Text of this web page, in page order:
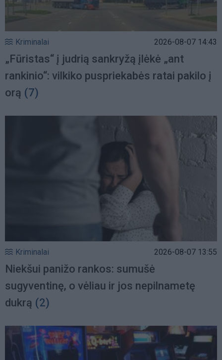
Kriminalai 2026-08-07 14:43
„Fūristas“ į judrią sankryžą įlėkė „ant
rankinio“: vilkiko puspriekabės ratai pakilo į
orą (7)
Kriminalai 2026-08-07 13:55
Niekšui panižo rankos: sumušė
sugyventinę, o vėliau ir jos nepilnametę
dukrą (2)